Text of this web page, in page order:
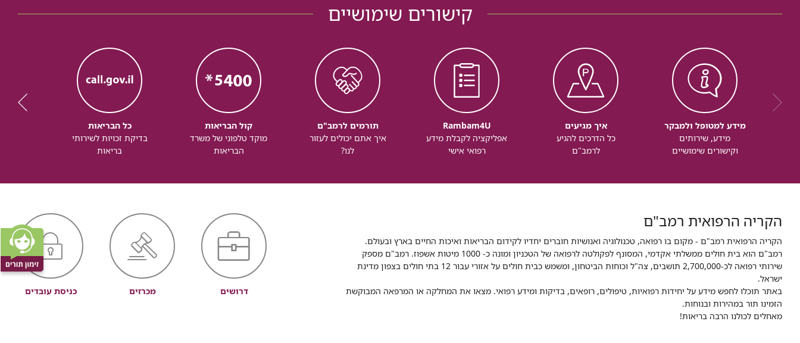
קישורים שימושיים
מידע למטופל ולמבקר
מידע, שירותים
וקישורים שימושיים
איך מגיעים
כל הדרכים להגיע
לרמב"ם
Rambam4U
אפליקציה לקבלת מידע
רפואי אישי
תורמים לרמב"ם
איך אתם יכולים לעזור
לנו?
קול הבריאות
מוקד טלפוני של משרד
הבריאות
כל הבריאות
בדיקת זכויות לשירותי
בריאות
הקריה הרפואית רמב"ם
הקריה הרפואית רמב"ם - מקום בו רפואה, טכנולוגיה ואנושיות חוברים יחדיו לקידום הבריאות ואיכות החיים בארץ ובעולם.
רמב"ם הוא בית חולים ממשלתי אקדמי, המסונף לפקולטה לרפואה של הטכניון ומונה כ- 1000 מיטות אשפוז. רמב"ם מספק
שירותי רפואה לכ-2,700,000 תושבים, צה"ל וכוחות הביטחון, ומשמש כבית חולים על אזורי עבור 12 בתי חולים בצפון מדינת
ישראל.
באתר תוכלו לחפש מידע על יחידות רפואיות, טיפולים, רופאים, בדיקות ומידע רפואי. מצאו את המחלקה או המרפאה המבוקשת
הזמינו תור במהירות ובנוחות.
מאחלים לכולנו הרבה בריאות!
דרושים מכרזים כניסת עובדים